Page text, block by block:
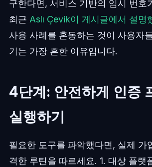
구한다면, 서비스 기반의 임시 번호
최근 Aslı Çevik이 게시글에서 설명
사용 사례를 혼동하는 것이 사용자
기는 가장 흔한 이유입니다.
4단계: 안전하게 인증
실행하기
필요한 도구를 파악했다면, 실제 가
격한 루틴을 따르세요. 1. 대상 플랫